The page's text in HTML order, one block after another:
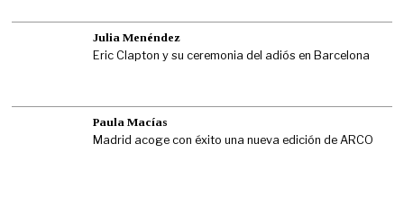
Julia Menéndez
Eric Clapton y su ceremonia del adiós en Barcelona
Paula Macías
Madrid acoge con éxito una nueva edición de ARCO